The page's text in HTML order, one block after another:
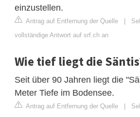
einzustellen.
Antrag auf Entfernung der Quelle |
vollständige Antwort auf srf.ch an
Wie tief liegt die
Seit über 90 Jahren liegt die
Meter Tiefe im Bodensee.
Antrag auf Entfernung der Quelle |